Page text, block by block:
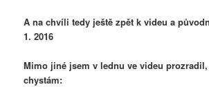
A na chvíli tedy ještě zpět k videu a
1. 2016
Mimo jiné jsem v lednu ve videu
chystám: